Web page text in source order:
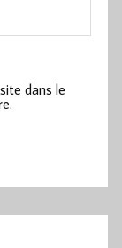
dans le